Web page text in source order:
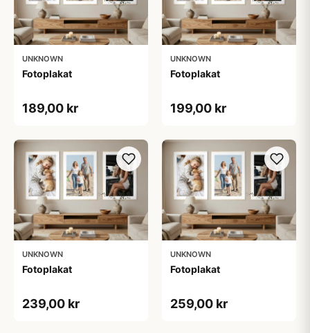
UNKNOWN
Fotoplakat
189,00 kr
UNKNOWN
Fotoplakat
199,00 kr
UNKNOWN
Fotoplakat
239,00 kr
UNKNOWN
Fotoplakat
259,00 kr